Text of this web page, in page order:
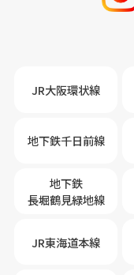
JR大阪環状線
地下鉄千日前線
地下鉄
長堀鶴見緑地線
JR東海道本線